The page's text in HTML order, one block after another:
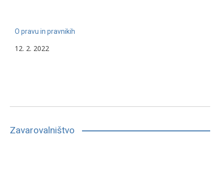
O pravu in pravnikih
12. 2. 2022
Zavarovalništvo